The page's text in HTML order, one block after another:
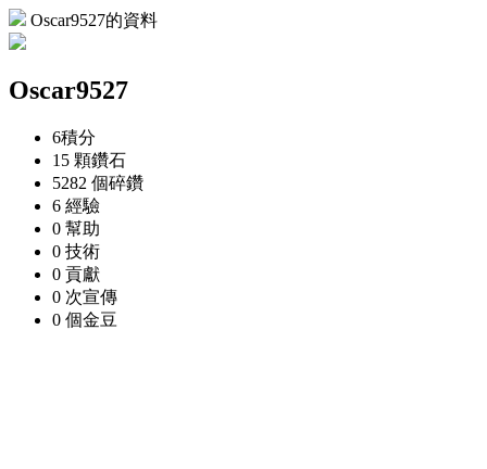
Oscar9527的資料
Oscar9527
6積分
15 顆鑽石
5282 個碎鑽
6 經驗
0 幫助
0 技術
0 貢獻
0 次宣傳
0 個金豆